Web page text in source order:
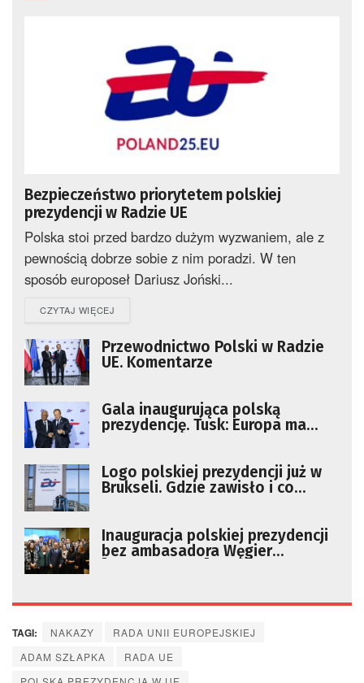
Bezpieczeństwo priorytetem polskiej
prezydencji w Radzie UE
Polska stoi przed bardzo dużym wyzwaniem, ale z
pewnością dobrze sobie z nim poradzi. W ten
sposób europoseł Dariusz Joński...
CZYTAJ WIĘCEJ
Przewodnictwo Polski w Radzie
UE. Komentarze
Gala inaugurująca polską
prezydencję. Tusk: Europa ma
Logo polskiej prezydencji już w
Brukseli. Gdzie zawisło i co
Inauguracja polskiej prezydencji
bez ambasadora Węgier
TAGI: NAKAZY
RADA UNII EUROPEJSKIEJ
ADAM SZŁAPKA
RADA UE